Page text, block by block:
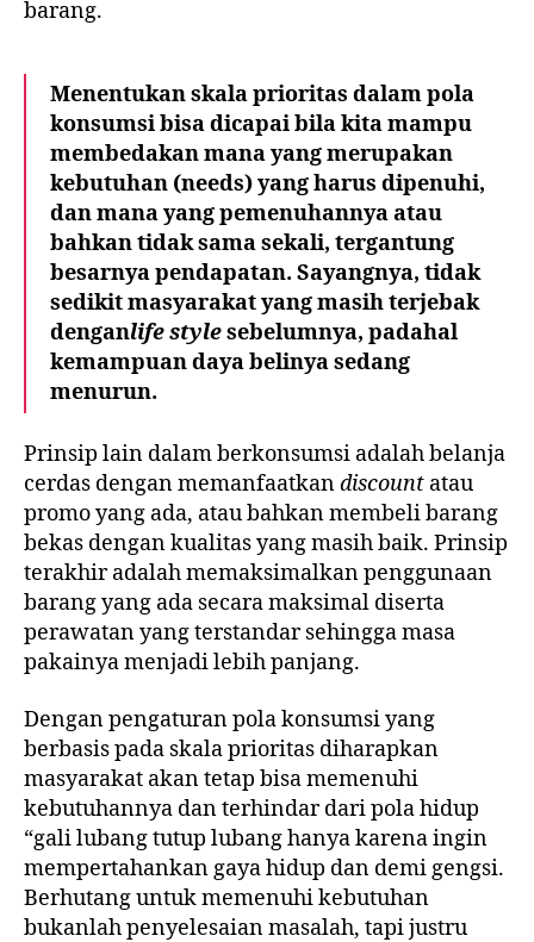
barang.
Menentukan skala prioritas dalam pola
konsumsi bisa dicapai bila kita mampu
membedakan mana yang merupakan
kebutuhan (needs) yang harus dipenuhi,
dan mana yang pemenuhannya atau
bahkan tidak sama sekali, tergantung
besarnya pendapatan. Sayangnya, tidak
sedikit masyarakat yang masih terjebak
denganlife stylesebelumnya, padahal
kemampuan daya belinya sedang
menurun.
Prinsip lain dalam berkonsumsi adalah belanja
cerdas dengan memanfaatkandiscount atau
promo yang ada, atau bahkan membeli barang
bekas dengan kualitas yang masih baik. Prinsip
terakhir adalah memaksimalkan penggunaan
barang yang ada secara maksimal diserta
perawatan yang terstandar sehingga masa
pakainya menjadi lebih panjang.
Dengan pengaturan pola konsumsi yang
berbasis pada skala prioritas diharapkan
masyarakat akan tetap bisa memenuhi
kebutuhannya dan terhindar dari pola hidup
“gali lubang tutup lubang hanya karena ingin
mempertahankan gaya hidup dan demi gengsi.
Berhutang untuk memenuhi kebutuhan
bukanlah penyelesaian masalah, tapi justru